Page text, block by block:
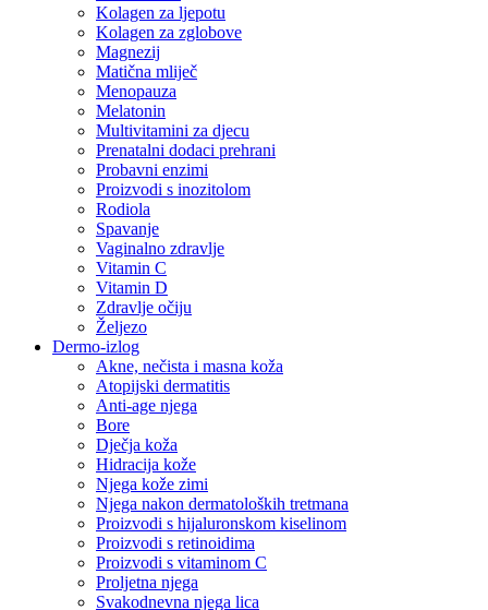
Kolagen za ljepotu
Kolagen za zglobove
Magnezij
Matična mliječ
Menopauza
Melatonin
Multivitamini za djecu
Prenatalni dodaci prehrani
Probavni enzimi
Proizvodi s inozitolom
Rodiola
Spavanje
Vaginalno zdravlje
Vitamin C
Vitamin D
Zdravlje očiju
Željezo
Dermo-izlog
Akne, nečista i masna koža
Atopijski dermatitis
Anti-age njega
Bore
Dječja koža
Hidracija kože
Njega kože zimi
Njega nakon dermatoloških tretmana
Proizvodi s hijaluronskom kiselinom
Proizvodi s retinoidima
Proizvodi s vitaminom C
Proljetna njega
Svakodnevna njega lica